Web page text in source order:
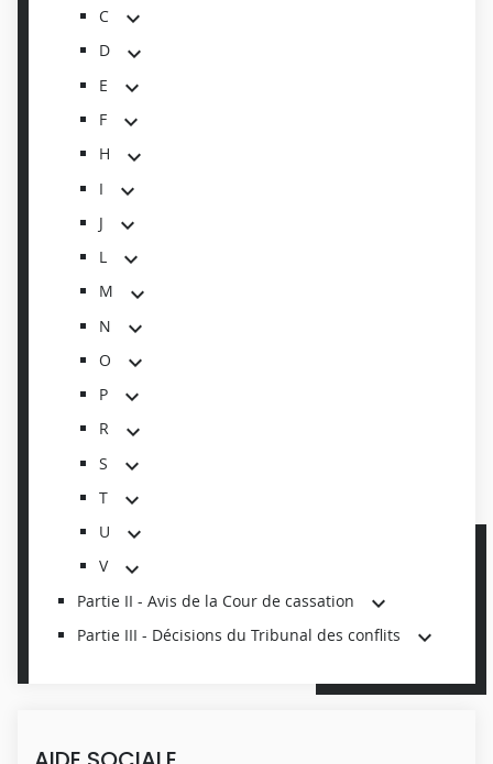
C
D
E
F
H
I
J
L
M
N
O
P
R
S
T
U
V
Partie II - Avis de la Cour de cassation
Partie III - Décisions du Tribunal des conflits